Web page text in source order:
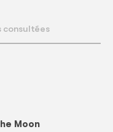
consultées
Moon